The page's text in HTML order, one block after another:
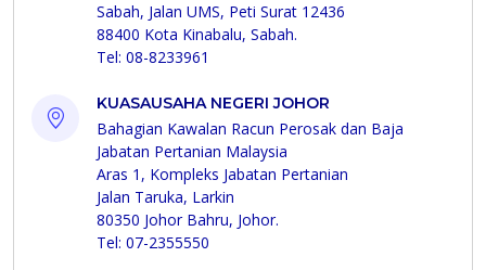
Sabah, Jalan UMS, Peti Surat 12436
88400 Kota Kinabalu, Sabah.
Tel: 08-8233961
KUASAUSAHA NEGERI JOHOR
Bahagian Kawalan Racun Perosak dan Baja
Jabatan Pertanian Malaysia
Aras 1, Kompleks Jabatan Pertanian
Jalan Taruka, Larkin
80350 Johor Bahru, Johor.
Tel: 07-2355550